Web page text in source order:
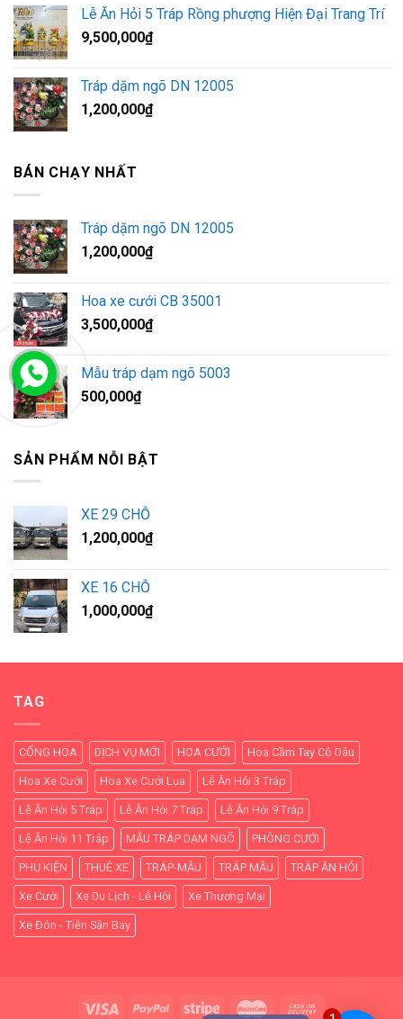
Lễ Ăn Hỏi 5 Tráp Rồng phượng Hiện Đại Trang Trí
9,500,000₫
Tráp dặm ngõ DN 12005
1,200,000₫
BÁN CHẠY NHẤT
Tráp dặm ngõ DN 12005
1,200,000₫
Hoa xe cưới CB 35001
3,500,000₫
Mẫu tráp dạm ngõ 5003
500,000₫
SẢN PHẨM NỖI BẬT
XE 29 CHỖ
1,200,000₫
XE 16 CHỖ
1,000,000₫
TAG
CỔNG HOA DỊCH VỤ MỚI HOA CƯỚI Hoa Cầm Tay Cô Dâu
Hoa Xe Cưới Hoa Xe Cưới Lụa Lễ Ăn Hỏi 3 Tráp
Lễ Ăn Hỏi 5 Tráp Lễ Ăn Hỏi 7 Tráp Lễ Ăn Hỏi 9 Tráp
Lễ Ăn Hỏi 11 Tráp MẪU TRÁP DẠM NGÕ PHÔNG CƯỚI
PHỤ KIỆN THUÊ XE TRÁP-MẪU TRÁP MẪU TRÁP ĂN HỎI
Xe Cưới Xe Du Lịch - Lễ Hội Xe Thương Mại
Xe Đón - Tiễn Sân Bay